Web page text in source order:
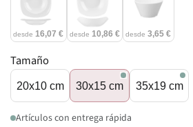
desde16,07 € desde 10,86 € desde3,65 €
Tamaño
20x10 cm 30x15 cm 35x19 cm
Artículos con entrega rápida